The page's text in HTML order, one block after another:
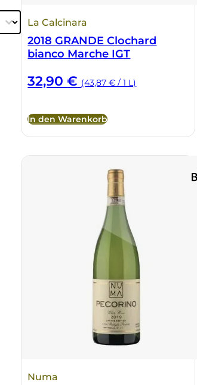
La Calcinara
2018 GRANDE Clochard
bianco Marche IGT
32,90€ (43,87 € / 1 L)
In den Warenkorb
Numa